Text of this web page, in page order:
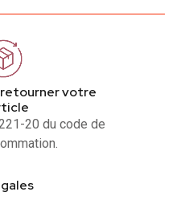
retourner votre
20 du code de